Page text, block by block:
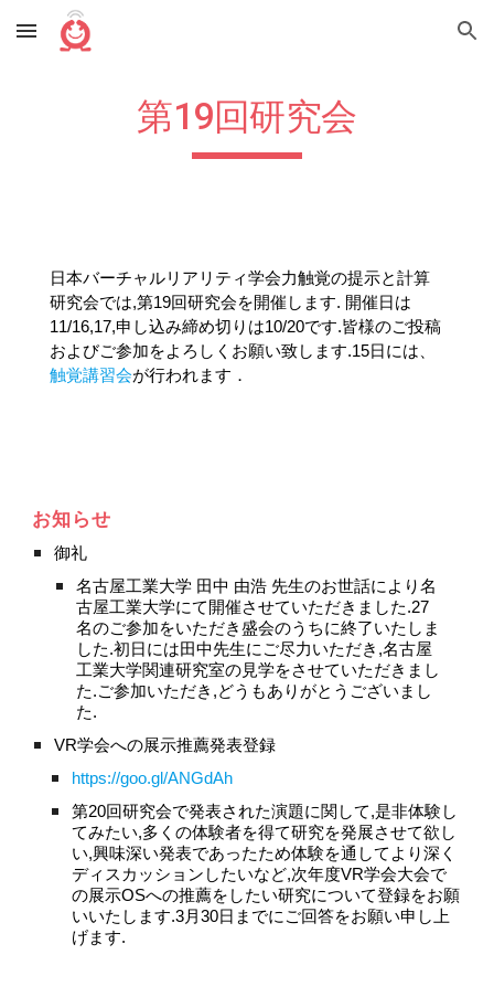
Skip to main content Skip to navigation
第19回研究会
日本バーチャルリアリティ学会力触覚の提示と計算
研究会では,第19回研究会を開催します. 開催日は
11/16,17,申し込み締め切りは10/20です.皆様のご投稿
およびご参加をよろしくお願い致します.15日には、
触覚講習会が行われます．
お知らせ
御礼
名古屋工業大学 田中 由浩 先生のお世話により名
古屋工業大学にて開催させていただきました.27
名のご参加をいただき盛会のうちに終了いたしま
した.初日には田中先生にご尽力いただき,名古屋
工業大学関連研究室の見学をさせていただきまし
た.ご参加いただき,どうもありがとうございまし
た.
VR学会への展示推薦発表登録
https://goo.gl/ANGdAh
第20回研究会で発表された演題に関して,是非体験し
てみたい,多くの体験者を得て研究を発展させて欲し
い,興味深い発表であったため体験を通してより深く
ディスカッションしたいなど,次年度VR学会大会で
の展示OSへの推薦をしたい研究について登録をお願
いいたします.3月30日までにご回答をお願い申し上
げます.